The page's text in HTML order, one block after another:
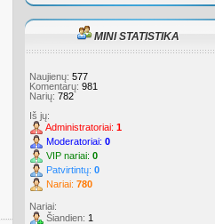
MINI STATISTIKA
Naujienų: 577
Komentarų: 981
Narių: 782
Iš jų:
Administratoriai: 1
Moderatoriai: 0
VIP nariai: 0
Patvirtintų: 0
Nariai: 780
Nariai:
Šiandien: 1